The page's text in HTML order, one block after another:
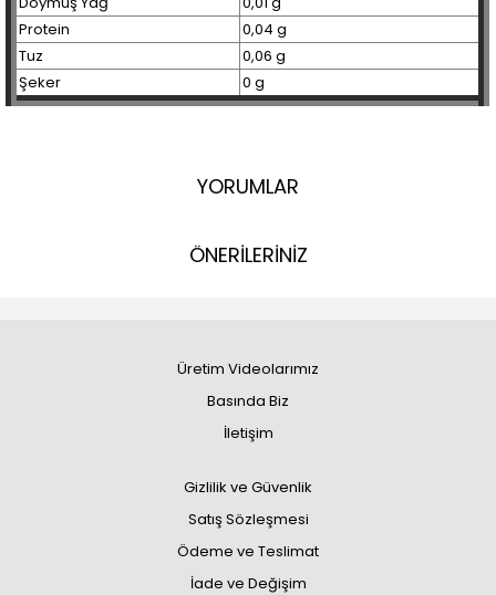
Protein
0,04 g
Tuz
0,06 g
Şeker
0 g
YORUMLAR
ÖNERİLERİNİZ
Üretim Videolarımız
Basında Biz
İletişim
Gizlilik ve Güvenlik
Satış Sözleşmesi
Ödeme ve Teslimat
İade ve Değişim